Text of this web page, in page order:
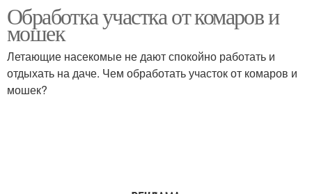
Обработка участка от комаров и
мошек
Летающие насекомые не дают спокойно работать и
отдыхать на даче. Чем обработать участок от комаров и
мошек?